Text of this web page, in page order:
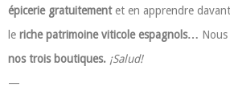
épicerie gratuitementet en apprendre
le riche patrimoine viticole espagnols…
nos trois boutiques. ¡Salud!
—